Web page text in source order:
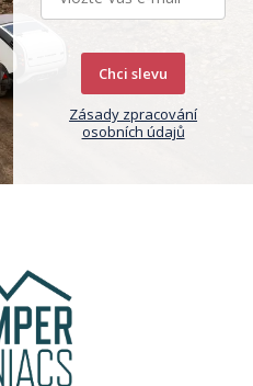
Chci slevu
Zásady zpracování
osobních údajů